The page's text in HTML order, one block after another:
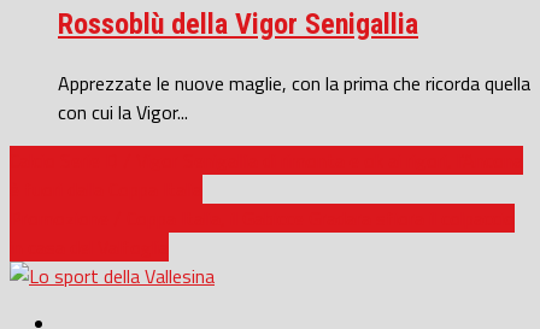
Rossoblù della Vigor Senigallia
Apprezzate le nuove maglie, con la prima che ricorda quella
con cui la Vigor...